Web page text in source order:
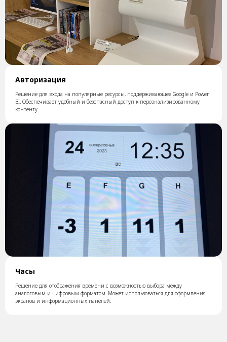
Авторизация
Решение для входа на популярные ресурсы, поддерживающее Google и Power
BI. Обеспечивает удобный и безопасный доступ к персонализированному
контенту.
Часы
Решение для отображения времени с возможностью выбора между
аналоговым и цифровым форматом. Может использоваться для оформления
экранов и информационных панелей.